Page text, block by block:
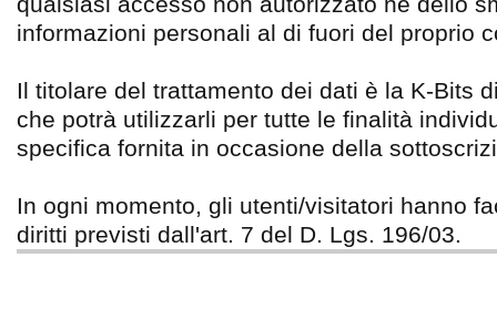
informazioni personali al di fuori del proprio
Il titolare del trattamento dei dati è la K-Bits
che potrà utilizzarli per tutte le finalità
specifica fornita in occasione della
In ogni momento, gli utenti/visitatori hanno
diritti previsti dall'art. 7 del D. Lgs. 196/03.